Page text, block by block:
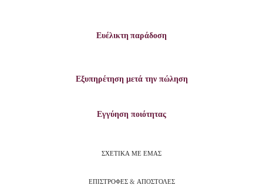
Ευέλικτη παράδοση
Εξυπηρέτηση μετά την πώληση
Εγγύηση ποιότητας
ΣΧΕΤΙΚΑ ΜΕ ΕΜΑΣ
ΕΠΙΣΤΡΟΦΕΣ & ΑΠΟΣΤΟΛΕΣ